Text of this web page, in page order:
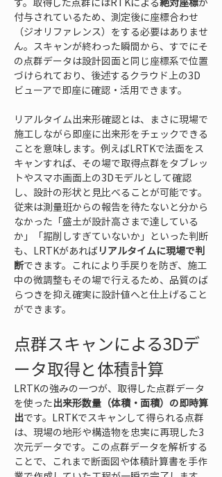
付与されているため、測定後に座標合わせ
（ジオリファレンス）をする必要はありませ
ん。スキャンが終わった瞬間から、すでにそ
の点群データは設計図面と同じ座標系で位置
づけられており、後述するクラウド上の3D
ビューアで即座に確認・活用できます。
リアルタイム出来形確認とは、まさに現場で
施工しながら即座に出来形をチェックできる
ことを意味します。例えばLRTKで法面をス
キャンすれば、その場で取得点群をタブレッ
トやスマホ画面上の3Dモデルとして確認
し、設計の形状と見比べることが可能です。
従来は測量班からの報告を待たないと分から
なかった「盛土が設計高さまで達している
か」「掘削しすぎていないか」といった判断
も、LRTKがあればリアルタイムに現場で判
断できます。これにより手戻りを防ぎ、施工
中の微調整もその場で行えるため、品質のば
らつきを抑え確実に設計値へと仕上げること
ができます。
点群スキャンによる3Dデ
ータ取得と体積計算
LRTKの強みの一つが、取得した点群データ
を使った出来形数量（体積・面積）の即時算
出です。LRTKでスキャンして得られる点群
は、現場の地形や構造物を忠実に再現した3
次元データです。この点群データを解析する
ことで、これまで断面図や体積計算書を手作